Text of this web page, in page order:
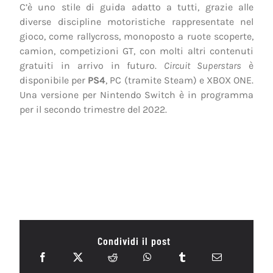
C’è uno stile di guida adatto a tutti, grazie alle
diverse discipline motoristiche rappresentate nel
gioco, come rallycross, monoposto a ruote scoperte,
camion, competizioni GT, con molti altri contenuti
gratuiti in arrivo in futuro. Circuit Superstars è
disponibile per PS4, PC (tramite Steam) e XBOX ONE.
Una versione per Nintendo Switch è in programma
per il secondo trimestre del 2022.
Condividi il post